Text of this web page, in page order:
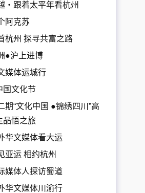
・跟着太平年看杭州
阿克苏
杭州 探寻共富之路
●沪上进博
媒体运城行
国文化节
期“文化中国 ●锦绣四川”高
品悟之旅
华文媒体看大运
亚运 相约杭州
媒体人探访蜀道
华文媒体川渝行